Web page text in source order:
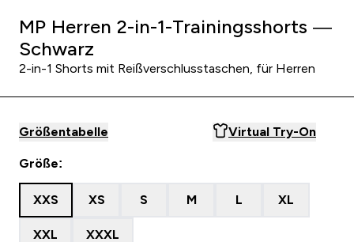
MP Herren 2-in-1-Trainingsshorts —
Schwarz
2-in-1 Shorts mit Reißverschlusstaschen, für Herren
Größentabelle Virtual Try-On
Größe:
XXS XS S M L XL
XXL XXXL